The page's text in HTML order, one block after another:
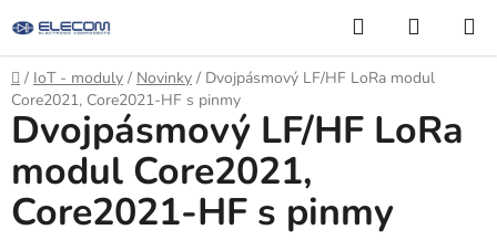
na
obsah
Hľadať
KOŠÍK
Domov
/ IoT - moduly / Novinky / Dvojpásmový LF/HF LoRa modul
Core2021, Core2021-HF s pinmy
Dvojpásmový LF/HF LoRa
modul Core2021,
Core2021-HF s pinmy